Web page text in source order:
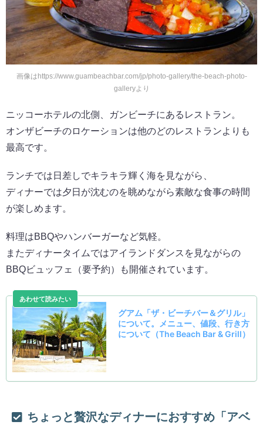
画像はhttps://www.guambeachbar.com/jp/photo-gallery/the-beach-photo-
galleryより
ニッコーホテルの北側、ガンビーチにあるレストラン。
オンザビーチのロケーションは他のどのレストランよりも
最高です。
ランチでは日差しでキラキラ輝く海を見ながら、
ディナーでは夕日が沈むのを眺めながら素敵な食事の時間
が楽しめます。
料理はBBQやハンバーガーなど気軽。
またディナータイムではアイランドダンスを見ながらの
BBQビュッフェ（要予約）も開催されています。
ちょっと贅沢なディナーにおすすめ「アベ